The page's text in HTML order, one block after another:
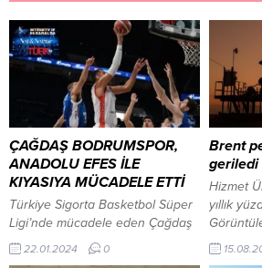
ÇAĞDAŞ BODRUMSPOR,
ANADOLU EFES İLE
KIYASIYA MÜCADELE ETTİ
Türkiye Sigorta Basketbol Süper
Ligi’nde mücadele eden Çağdaş
Bodrum Spor ligde 17. Hafta maçı
kapsamında Anadolu Efes ile
22.01.2024 0
Brent
geriledi
Hizmet
yıllık
66,55
petrol,